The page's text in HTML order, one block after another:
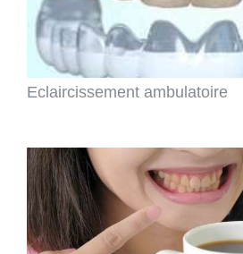
Eclaircissement ambulatoire